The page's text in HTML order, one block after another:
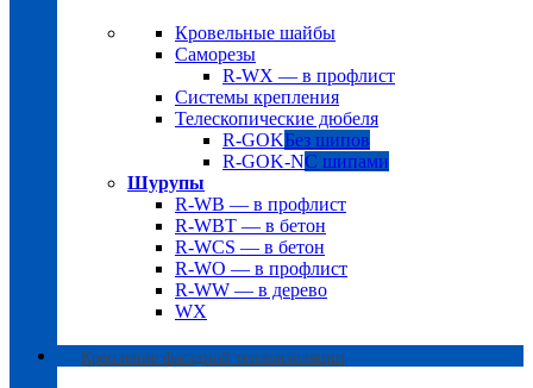
Кровельные шайбы
Саморезы
R-WX — в профлист
Системы крепления
Телескопические дюбеля
R-GOKБез шипов
R-GOK-NС шипами
Шурупы
R-WB — в профлист
R-WBT — в бетон
R-WCS — в бетон
R-WO — в профлист
R-WW — в дерево
WX
Крепление фасадной теплоизоляции